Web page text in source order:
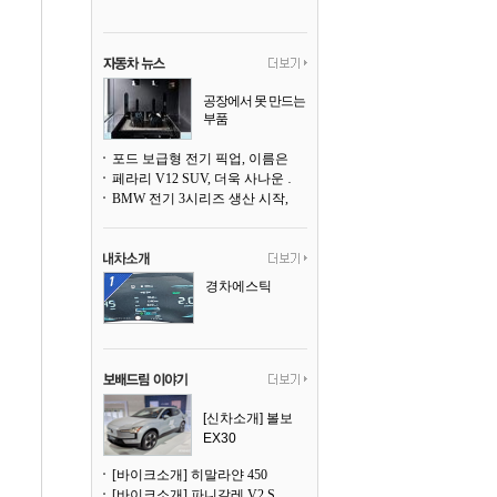
공장에서 못 만드는
부품
어낸다
페라리 V12 SUV, 더욱 사나운 얼굴로 돌아온다
경차에스틱
[신차소개] 볼보
EX30
[바이크소개] 히말라얀 450